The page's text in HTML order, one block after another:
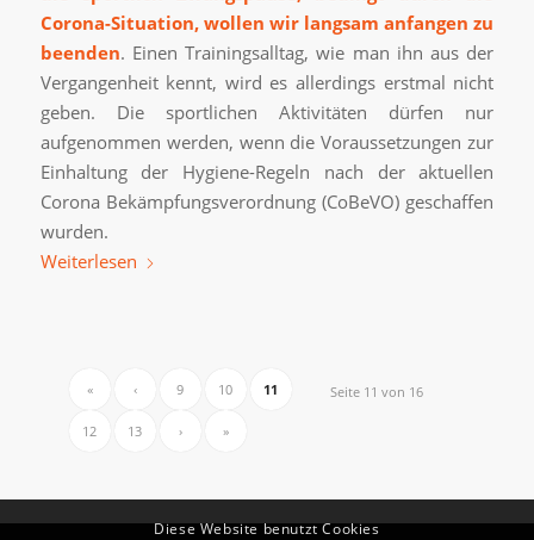
Corona-Situation, wollen wir langsam anfangen zu
beenden. Einen Trainingsalltag, wie man ihn aus der
Vergangenheit kennt, wird es allerdings erstmal nicht
geben. Die sportlichen Aktivitäten dürfen nur
aufgenommen werden, wenn die Voraussetzungen zur
Einhaltung der Hygiene-Regeln nach der aktuellen
Corona Bekämpfungsverordnung (CoBeVO) geschaffen
wurden.
Weiterlesen
Seite 11 von 16
« ‹ 9 10 11
12 13 › »
Diese Website benutzt Cookies